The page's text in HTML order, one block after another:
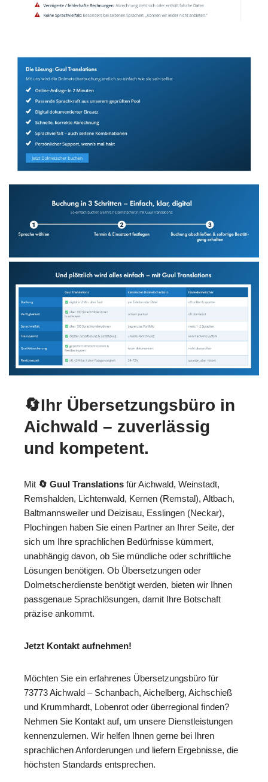
🔄Ihr Übersetzungsbüro in
Aichwald – zuverlässig
und kompetent.
Mit 🔄 Guul Translations für Aichwald, Weinstadt,
Remshalden, Lichtenwald, Kernen (Remstal), Altbach,
Baltmannsweiler und Deizisau, Esslingen (Neckar),
Plochingen haben Sie einen Partner an Ihrer Seite, der
sich um Ihre sprachlichen Bedürfnisse kümmert,
unabhängig davon, ob Sie mündliche oder schriftliche
Lösungen benötigen. Ob Übersetzungen oder
Dolmetscherdienste benötigt werden, bieten wir Ihnen
passgenaue Sprachlösungen, damit Ihre Botschaft
präzise ankommt.
Jetzt Kontakt aufnehmen!
Möchten Sie ein erfahrenes Übersetzungsbüro für
73773 Aichwald – Schanbach, Aichelberg, Aichschieß
und Krummhardt, Lobenrot oder überregional finden?
Nehmen Sie Kontakt auf, um unsere Dienstleistungen
kennenzulernen. Wir helfen Ihnen gerne bei Ihren
sprachlichen Anforderungen und liefern Ergebnisse, die
höchsten Standards entsprechen.